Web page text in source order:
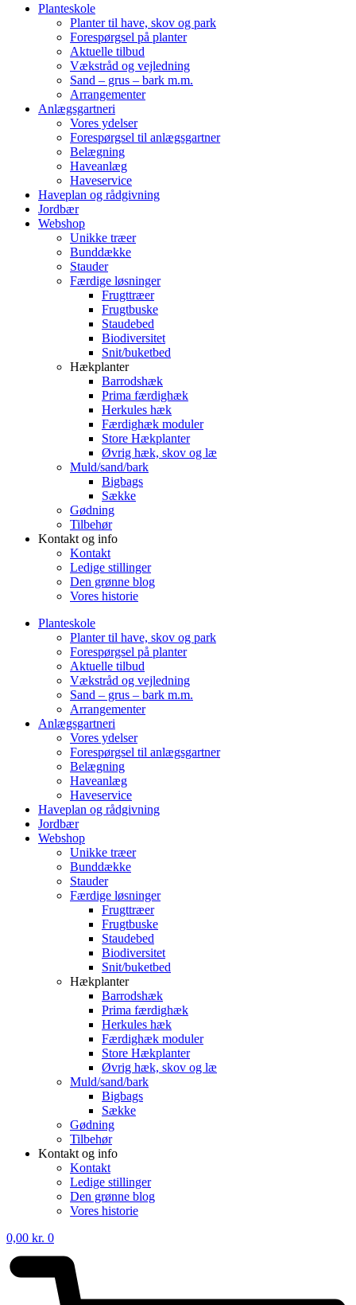
Planteskole
Planter til have, skov og park
Forespørgsel på planter
Aktuelle tilbud
Vækstråd og vejledning
Sand – grus – bark m.m.
Arrangementer
Anlægsgartneri
Vores ydelser
Forespørgsel til anlægsgartner
Belægning
Haveanlæg
Haveservice
Haveplan og rådgivning
Jordbær
Webshop
Unikke træer
Bunddække
Stauder
Færdige løsninger
Frugttræer
Frugtbuske
Staudebed
Biodiversitet
Snit/buketbed
Hækplanter
Barrodshæk
Prima færdighæk
Herkules hæk
Færdighæk moduler
Store Hækplanter
Øvrig hæk, skov og læ
Muld/sand/bark
Bigbags
Sække
Gødning
Tilbehør
Kontakt og info
Kontakt
Ledige stillinger
Den grønne blog
Vores historie
Planteskole
Planter til have, skov og park
Forespørgsel på planter
Aktuelle tilbud
Vækstråd og vejledning
Sand – grus – bark m.m.
Arrangementer
Anlægsgartneri
Vores ydelser
Forespørgsel til anlægsgartner
Belægning
Haveanlæg
Haveservice
Haveplan og rådgivning
Jordbær
Webshop
Unikke træer
Bunddække
Stauder
Færdige løsninger
Frugttræer
Frugtbuske
Staudebed
Biodiversitet
Snit/buketbed
Hækplanter
Barrodshæk
Prima færdighæk
Herkules hæk
Færdighæk moduler
Store Hækplanter
Øvrig hæk, skov og læ
Muld/sand/bark
Bigbags
Sække
Gødning
Tilbehør
Kontakt og info
Kontakt
Ledige stillinger
Den grønne blog
Vores historie
0,00 kr. 0